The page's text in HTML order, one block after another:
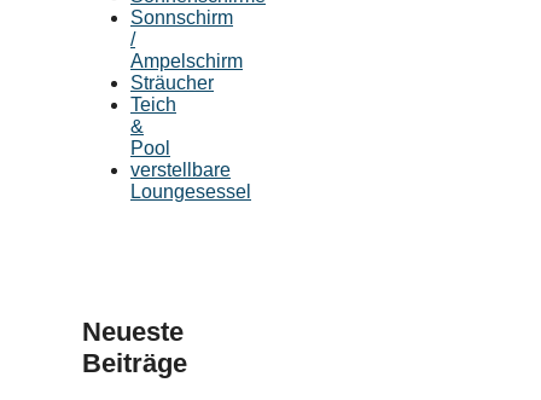
Sonnschirm
/
Ampelschirm
Sträucher
Teich
&
Pool
verstellbare
Loungesessel
Neueste
Beiträge